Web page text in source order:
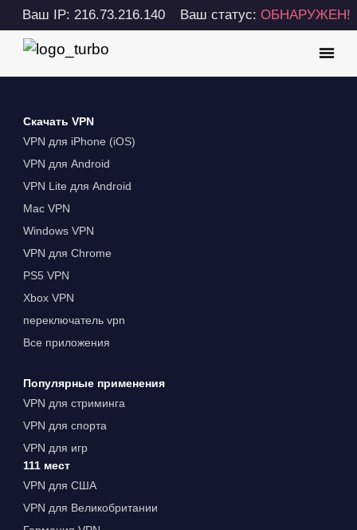
Ваш IP: 216.73.216.140 Ваш статус: ОБНАРУЖЕН!
Скачать VPN
VPN для iPhone (iOS)
VPN для Android
VPN Lite для Android
Mac VPN
Windows VPN
VPN для Chrome
PS5 VPN
Xbox VPN
переключатель vpn
Все приложения
Популярные применения
VPN для стриминга
VPN для спорта
VPN для игр
111 мест
VPN для США
VPN для Великобритании